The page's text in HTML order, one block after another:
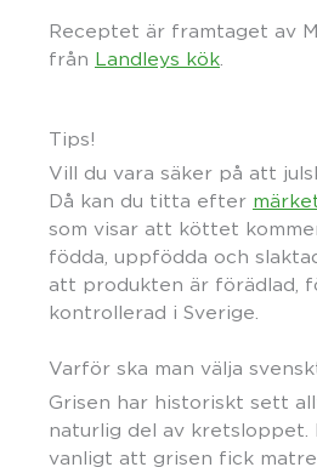
Receptet är framtaget av
från Landleys kök
Tips!
Vill du vara säker på att
Då kan du titta efter
som visar att köttet
födda, uppfödda och
att produkten är förädlad,
kontrollerad i Sverige.
Varför ska man välja
Grisen har historiskt sett
naturlig del av kretsloppet.
vanligt att grisen fick